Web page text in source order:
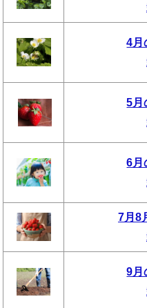
4月
5月
6月
7月8
9月